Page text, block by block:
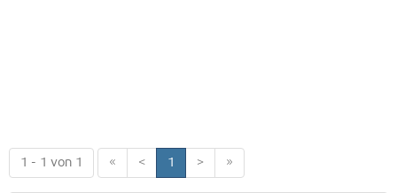
1 - 1 von 1 « < 1 > »